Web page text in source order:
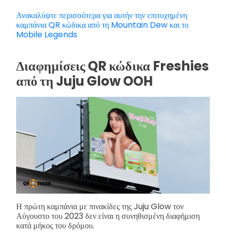
Ανακαλύψτε περισσότερα για αυτήν την επιτυχημένη
καμπάνια QR κώδικα από τη Mountain Dew και το
Mobile Legends
Διαφημίσεις QR κώδικα Freshies
από τη Juju Glow OOH
Η πρώτη καμπάνια με πινακίδες της Juju Glow τον
Αύγουστο του 2023 δεν είναι η συνηθισμένη διαφήμιση
κατά μήκος του δρόμου.